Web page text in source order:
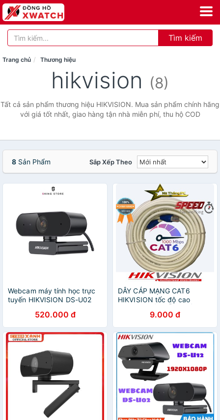
Tìm kiếm
Trang chủ Thương hiệu
hikvision (8)
Tất cả sản phẩm thương hiệu HIKVISION. Mua sản phẩm chính hãng
với giá tốt nhất, giao hàng tận nhà miễn phí, thu hộ COD
8 Sản Phẩm Sắp Xếp Theo
Webcam máy tính học trực
tuyến HIKVISION DS-U02
520.000 đ
DÂY CÁP MẠNG CAT6
HIKVISION tốc độ cao
(giá của 1m, chọn số lượng
là số mét)
9.000 đ